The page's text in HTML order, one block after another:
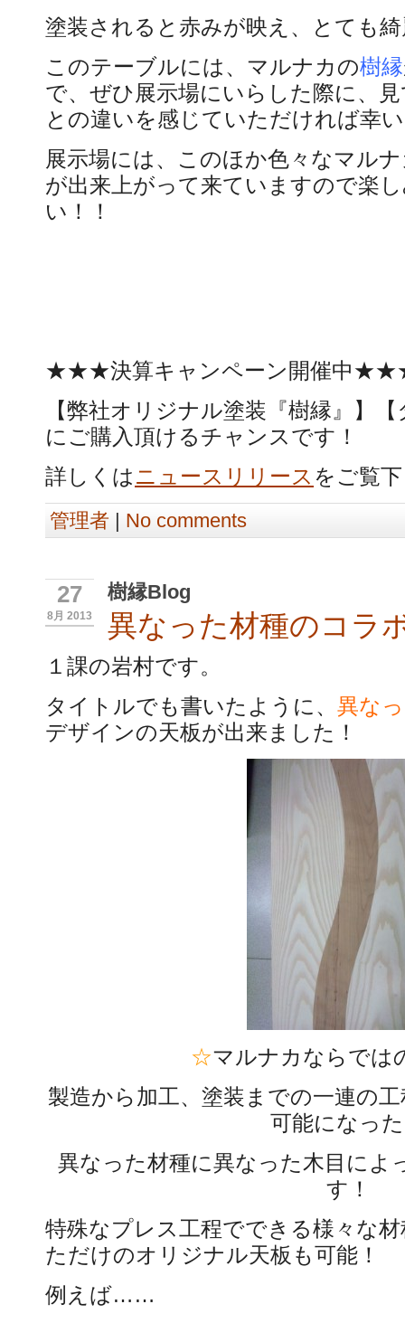
塗装されると赤みが映え、とても
このテーブルには、マルナカの樹縁
で、ぜひ展示場にいらした際に、
との違いを感じていただければ幸
展示場には、このほか色々なマル
が出来上がって来ていますので楽
い！！
★★★決算キャンペーン開催中
【弊社オリジナル塗装『樹縁』】
にご購入頂けるチャンスです！
詳しくはニュースリリース をご覧
管理者 | No comments
27
8月 2013
樹縁Blog
異なった材種のコラ
１課の岩村です。
タイトルでも書いたように、 異な
デザインの天板が出来ました！
☆マルナカならでは
製造から加工、塗装までの一連の
可能になっ
異なった材種に異なった木目によ
す！
特殊なプレス工程でできる様々な
ただけのオリジナル天板も可能！
例えば……